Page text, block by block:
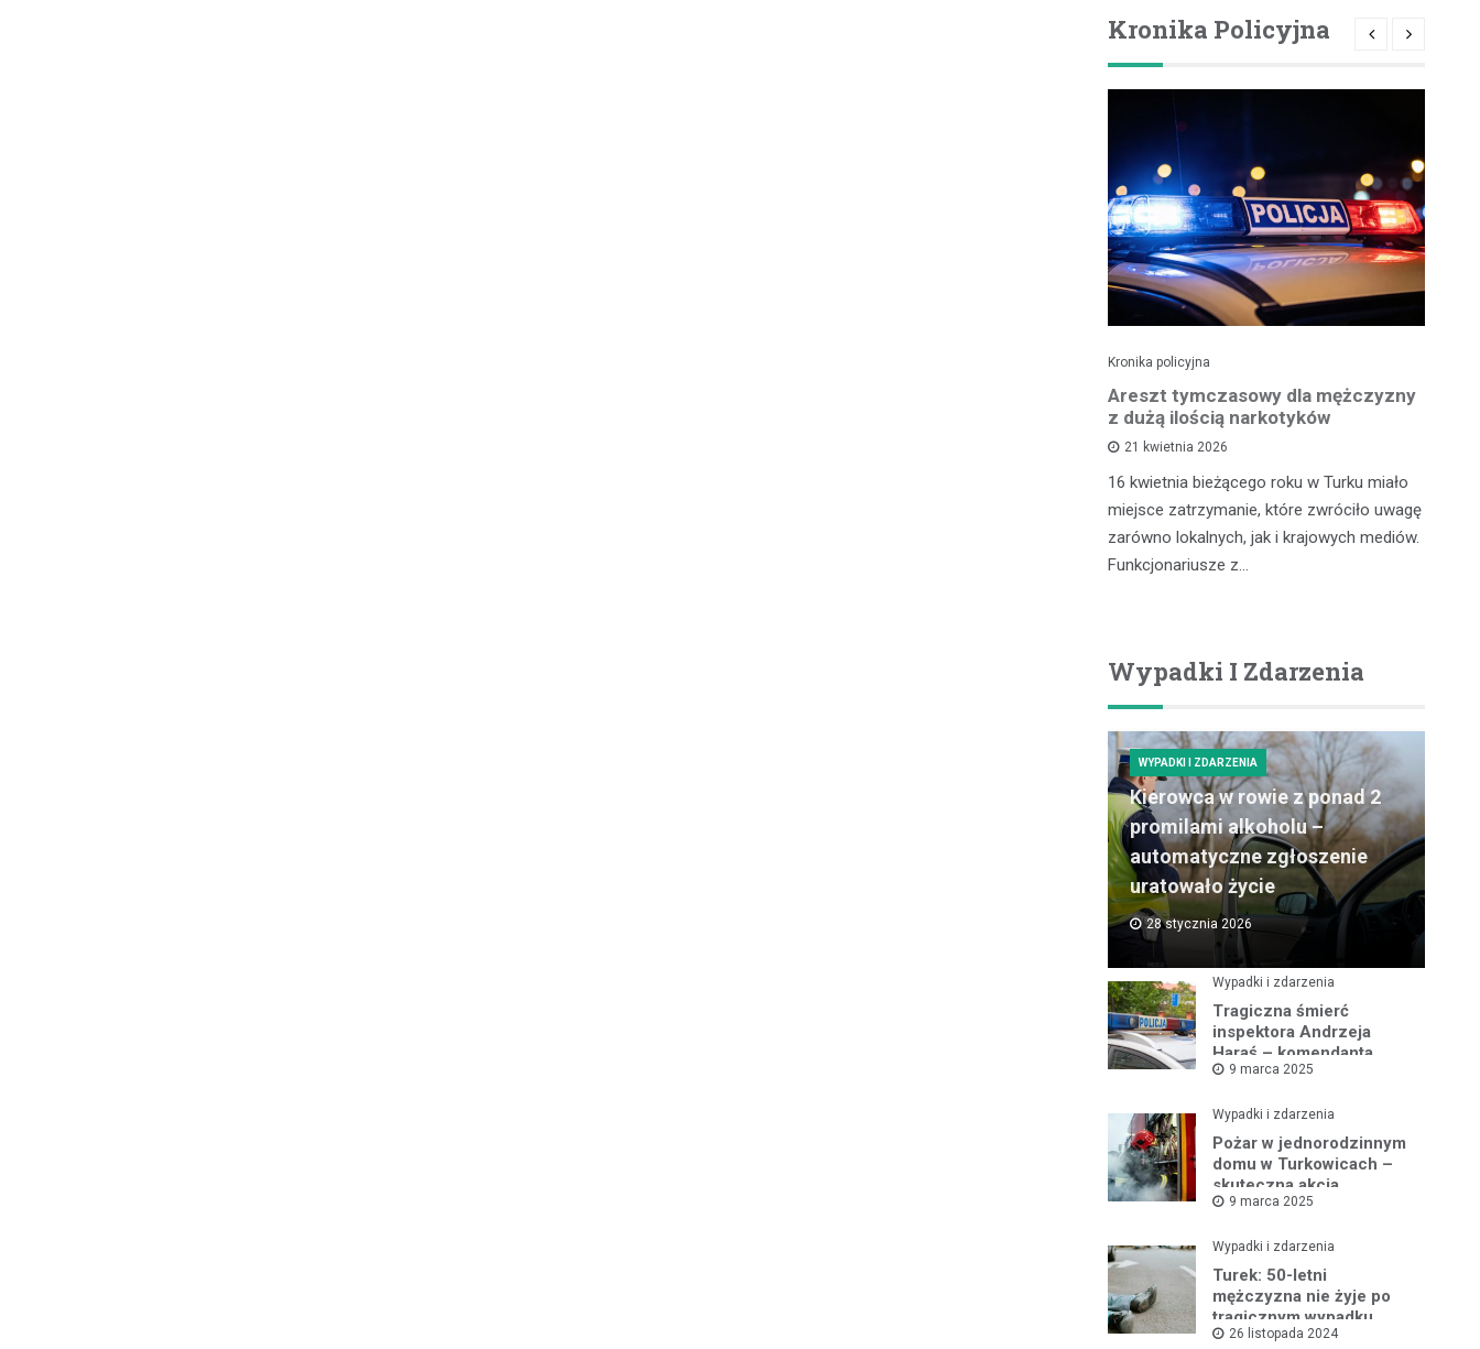
Kronika Policyjna
Kronika policyjna
Areszt tymczasowy dla mężczyzny
z dużą ilością narkotyków
21 kwietnia 2026
16 kwietnia bieżącego roku w Turku miało
miejsce zatrzymanie, które zwróciło uwagę
zarówno lokalnych, jak i krajowych mediów.
Funkcjonariusze z…
Wypadki I Zdarzenia
WYPADKI I ZDARZENIA
Kierowca w rowie z ponad 2
promilami alkoholu –
automatyczne zgłoszenie
uratowało życie
28 stycznia 2026
Wypadki i zdarzenia
Tragiczna śmierć
inspektora Andrzeja
Haraś – komendanta
policji w Turku po kolizji z
9 marca 2025
Wypadki i zdarzenia
Pożar w jednorodzinnym
domu w Turkowicach –
skuteczna akcja
strażaków uniemożliwiła
rozprzestrzenianie się
ognia
9 marca 2025
Wypadki i zdarzenia
Turek: 50-letni
mężczyzna nie żyje po
tragicznym wypadku
samochodowym
26 listopada 2024